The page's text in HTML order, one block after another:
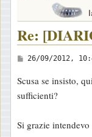
Re:
M
s
s
g
26/09/2012,
Scusa se insisto,
sufficienti?
Si grazie